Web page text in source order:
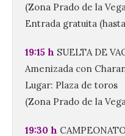
(Zona Prado de la
Entrada gratuita
19:15 h SUELTA DE
Amenizada con
Lugar: Plaza de toros
(Zona Prado de la
19:30 h